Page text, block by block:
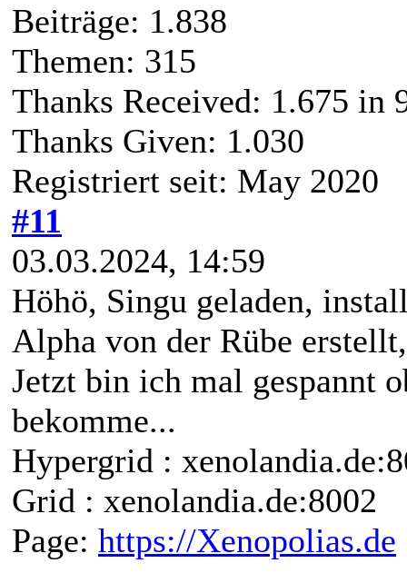
Beiträge: 1.838
Themen: 315
Thanks Received: 1.675 in
Thanks Given: 1.030
Registriert seit: May 2020
#11
03.03.2024, 14:59
Höhö, Singu geladen,
Alpha von der Rübe
Jetzt bin ich mal gespannt
bekomme...
Hypergrid :
Grid : xenolandia.de:8002
Page: https://Xenopolias.de